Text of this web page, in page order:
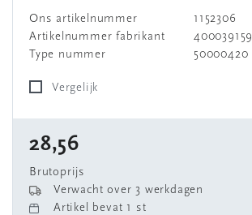
Ons artikelnummer
1152306
Artikelnummer fabrikant
400039159
Type nummer
50000420
Vergelijk
28,56
Brutoprijs
Verwacht over 3 werkdagen
Artikel bevat 1 st